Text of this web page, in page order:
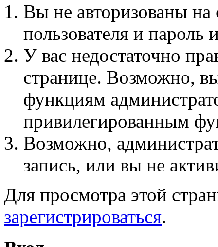
Вы не авторизованы на
пользователя и пароль
У вас недостаточно
странице. Возможно,
функциям
привилегированным
Возможно,
запись, или вы не
Для просмотра этой
зарегистрироваться.